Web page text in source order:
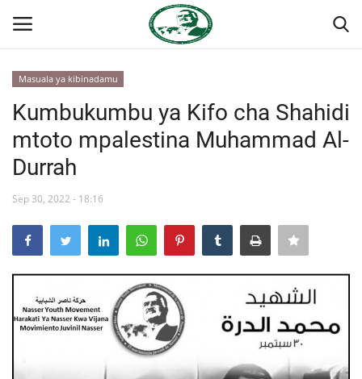
Nyumba
Wasiliana
Misri
Masuala ya kibinadamu
Kumbukumbu ya Kifo cha Shahidi
mtoto mpalestina Muhammad Al-
Durrah
Sep 30, 2022 - 18:16